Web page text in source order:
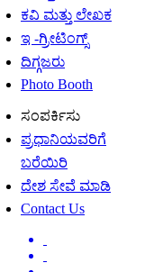
ಕವಿ ಮತ್ತು ಲೇಖಕ
ಇ -ಗ್ರೀಟಿಂಗ್ಸ್
ದಿಗ್ಗಜರು
Photo Booth
ಸಂಪರ್ಕಿಸು
ಪ್ರಧಾನಿಯವರಿಗೆ
ಬರೆಯಿರಿ
ದೇಶ ಸೇವೆ ಮಾಡಿ
Contact Us